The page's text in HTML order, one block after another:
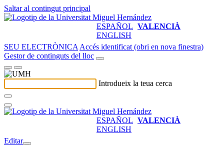
Saltar al contingut principal
ESPAÑOL VALENCIÀ
ENGLISH
SEU ELECTRÒNICA Accés identificat (obri en nova finestra)
Gestor de continguts del lloc
Introdueix la teua cerca
ESPAÑOL VALENCIÀ
ENGLISH
Editar